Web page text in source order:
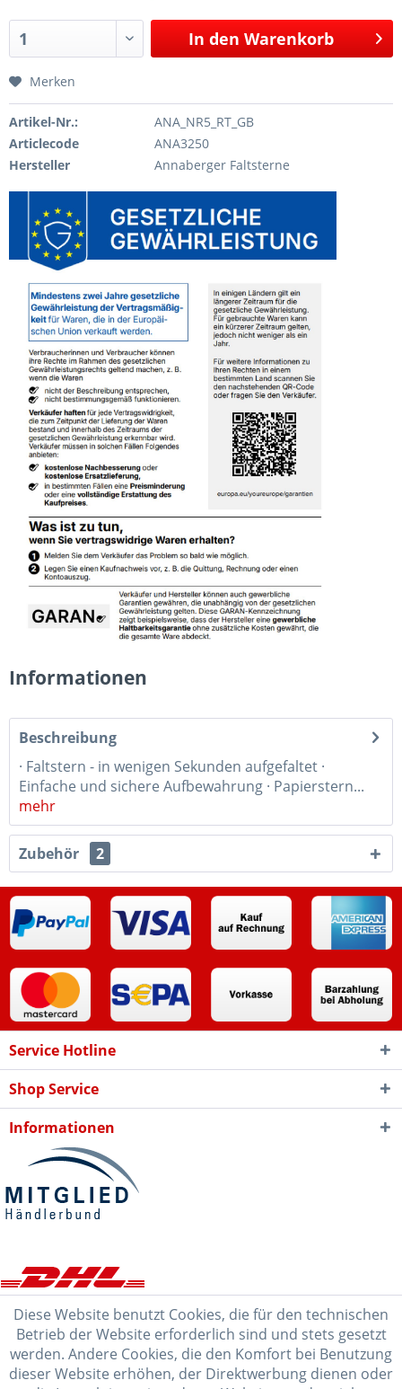
In den Warenkorb
Merken
Artikel-Nr.:
ANA_NR5_RT_GB
Articlecode
ANA3250
Hersteller
Annaberger Faltsterne
Informationen
Beschreibung
· Faltstern - in wenigen Sekunden aufgefaltet ·
Einfache und sichere Aufbewahrung · Papierstern...
mehr
Zubehör 2
Service Hotline
Shop Service
Informationen
Diese Website benutzt Cookies, die für den technischen
Betrieb der Website erforderlich sind und stets gesetzt
werden. Andere Cookies, die den Komfort bei Benutzung
dieser Website erhöhen, der Direktwerbung dienen oder